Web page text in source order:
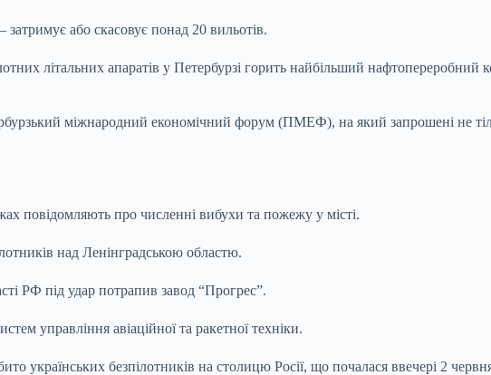
або скасовує понад 20 вильотів.
літальних апаратів у Петербурзі горить найбільший
міжнародний економічний форум (ПМЕФ), на який запрошені не
повідомляють про численні вибухи та пожежу у місті.
над Ленінградською областю.
РФ під удар потрапив завод “Прогрес”.
управління авіаційної та ракетної техніки.
українських безпілотників на столицю Росії, що почалася ввечері 2